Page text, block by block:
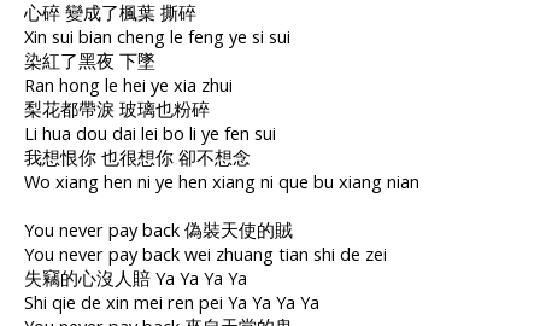
心碎 變成了楓葉 撕碎
Xin sui bian cheng le feng ye si sui
染紅了黑夜 下墜
Ran hong le hei ye xia zhui
梨花都帶淚 玻璃也粉碎
Li hua dou dai lei bo li ye fen sui
我想恨你 也很想你 卻不想念
Wo xiang hen ni ye hen xiang ni que bu xiang nian
You never pay back 偽裝天使的賊
You never pay back wei zhuang tian shi de zei
失竊的心沒人賠 Ya Ya Ya Ya
Shi qie de xin mei ren pei Ya Ya Ya Ya